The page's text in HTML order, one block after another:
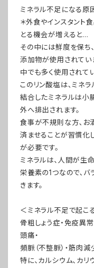
ミネラル不足になる原
＊外食やインスタント
とる機会が増えると…
その中には鮮度を保ち
添加物が使用されてい
中でも多く使用されて
このリン酸塩は、ミネ
結合したミネラルは小
外へ排出されます。
食事が不規則な方、お
済ませることが習慣化
が必要です。
ミネラルは、人間が生
栄養素の1つなので、
きます。
＜ミネラル不足で起こ
骨粗しょう症・免疫異
頭痛・
頻脈（不整脈）・筋肉
特に、カルシウム、カリ